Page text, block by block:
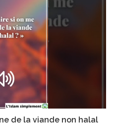
de la viande non halal